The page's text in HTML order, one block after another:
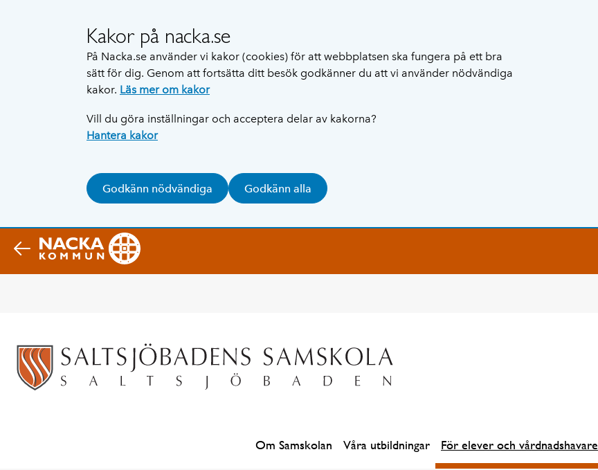
Kakor på nacka.se
På Nacka.se använder vi kakor (cookies) för att webbplatsen ska fungera på ett bra
sätt för dig. Genom att fortsätta ditt besök godkänner du att vi använder nödvändiga
kakor. Läs mer om kakor
Vill du göra inställningar och acceptera delar av kakorna?
Hantera kakor
Godkänn nödvändiga Godkänn alla
Om Samskolan Våra utbildningar För elever och vårdnadshavare